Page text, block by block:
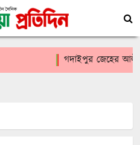
গদাইপুর জেহের আলী